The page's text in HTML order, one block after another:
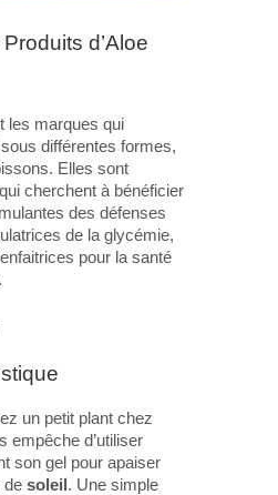
d’Aloe
les marques qui
sous différentes formes,
Elles sont
cherchent à bénéficier
des défenses
de la glycémie,
pour la santé
un petit plant chez
empêche d’utiliser
son gel pour apaiser
de soleil . Une simple